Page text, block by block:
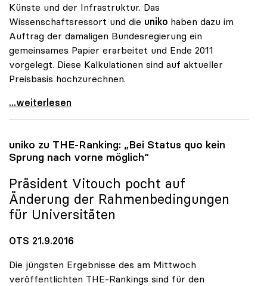
Künste und der Infrastruktur. Das
Wissenschaftsressort und die uniko haben dazu im
Auftrag der damaligen Bundesregierung ein
gemeinsames Papier erarbeitet und Ende 2011
vorgelegt. Diese Kalkulationen sind auf aktueller
Preisbasis hochzurechnen.
uniko: Studienplatzfinanzierung muss zu besserer
...weiterlesen
uniko zu THE-Ranking: „Bei Status quo kein
Sprung nach vorne möglich“
Präsident Vitouch pocht auf
Änderung der Rahmenbedingungen
für Universitäten
OTS 21.9.2016
Die jüngsten Ergebnisse des am Mittwoch
veröffentlichten THE-Rankings sind für den